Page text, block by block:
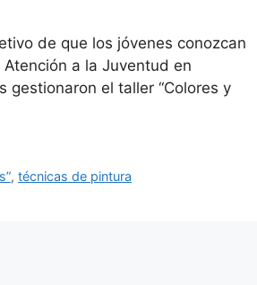
de que los jóvenes conozcan
a la Juventud en
gestionaron el taller “Colores y
,técnicas de pintura